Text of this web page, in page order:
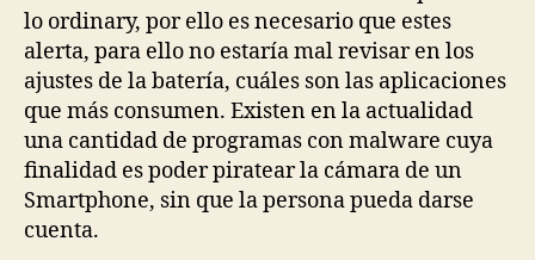
lo ordinary, por ello es necesario que estes
alerta, para ello no estaría mal revisar en los
ajustes de la batería, cuáles son las aplicaciones
que más consumen. Existen en la actualidad
una cantidad de programas con malware cuya
finalidad es poder piratear la cámara de un
Smartphone, sin que la persona pueda darse
cuenta.